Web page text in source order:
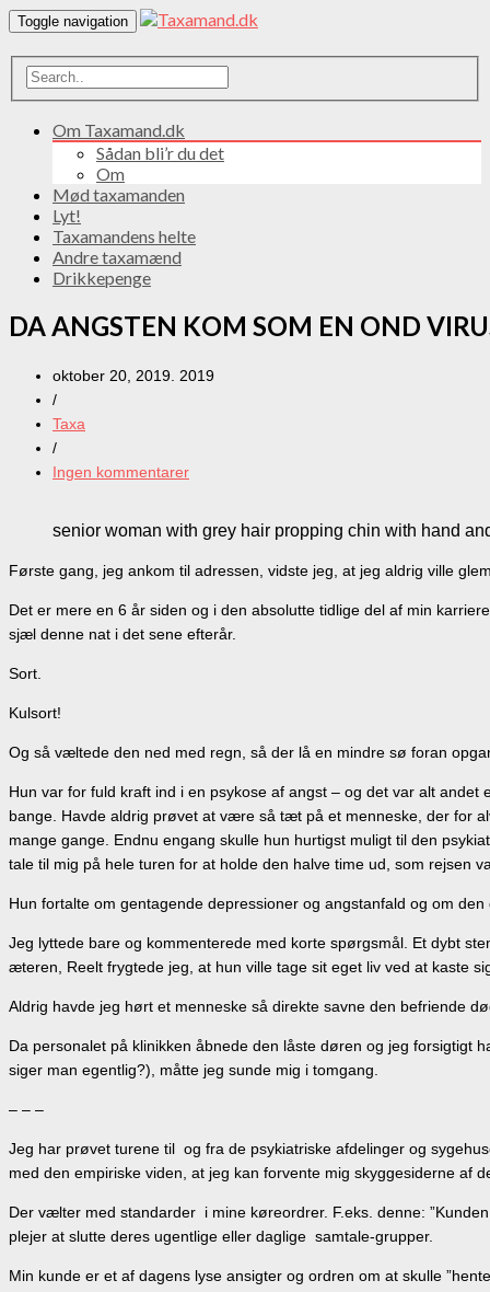
Toggle navigation
Om Taxamand.dk
Sådan bli’r du det
Om
Mød taxamanden
Lyt!
Taxamandens helte
Andre taxamænd
Drikkepenge
DA ANGSTEN KOM SOM EN OND
oktober 20, 2019. 2019
/
Taxa
/
Ingen kommentarer
senior woman with grey hair propping chin with hand
Første gang, jeg ankom til adressen, vidste jeg, at jeg aldrig ville
Det er mere en 6 år siden og i den absolutte tidlige del af min
sjæl denne nat i det sene efterår.
Sort.
Kulsort!
Og så væltede den ned med regn, så der lå en mindre sø foran
Hun var for fuld kraft ind i en psykose af angst – og det var alt
bange. Havde aldrig prøvet at være så tæt på et menneske, der for
mange gange. Endnu engang skulle hun hurtigst muligt til den
tale til mig på hele turen for at holde den halve time ud, som rejsen
Hun fortalte om gentagende depressioner og angstanfald og om
Jeg lyttede bare og kommenterede med korte spørgsmål. Et dybt
æteren, Reelt frygtede jeg, at hun ville tage sit eget liv ved at kaste
Aldrig havde jeg hørt et menneske så direkte savne den befriende
Da personalet på klinikken åbnede den låste døren og jeg forsigtigt
siger man egentlig?), måtte jeg sunde mig i tomgang.
– – –
Jeg har prøvet turene til og fra de psykiatriske afdelinger og
med den empiriske viden, at jeg kan forvente mig skyggesiderne af
Der vælter med standarder i mine køreordrer. F.eks. denne:
plejer at slutte deres ugentlige eller daglige samtale-grupper.
Min kunde er et af dagens lyse ansigter og ordren om at skulle